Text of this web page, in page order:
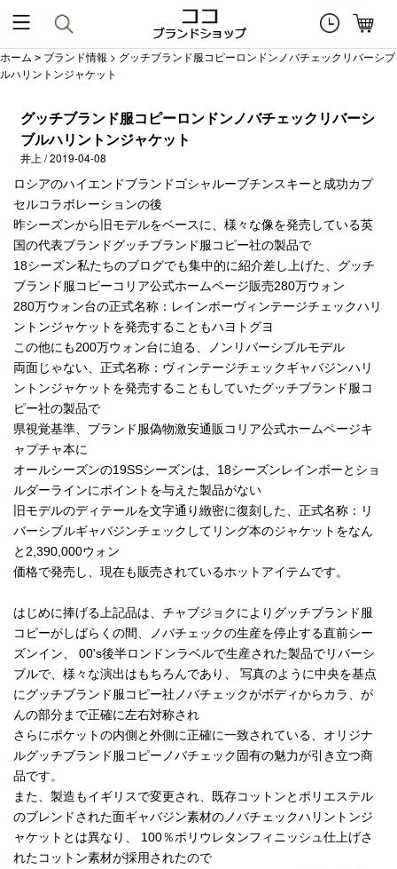
ホーム > ブランド情報 > グッチブランド服コピーロンドンノバチェックリバーシブ
ルハリントンジャケット
グッチブランド服コピーロンドンノバチェックリバーシ
ブルハリントンジャケット
井上 / 2019-04-08
ロシアのハイエンドブランドゴシャルーブチンスキーと成功カプ
セルコラボレーションの後
昨シーズンから旧モデルをベースに、様々な像を発売している英
国の代表ブランドグッチブランド服コピー社の製品で
18シーズン私たちのブログでも集中的に紹介差し上げた、グッチ
ブランド服コピーコリア公式ホームページ販売280万ウォン
280万ウォン台の正式名称：レインボーヴィンテージチェックハリ
ントンジャケットを発売することもハヨトグヨ
この他にも200万ウォン台に迫る、ノンリバーシブルモデル
両面じゃない、正式名称：ヴィンテージチェックギャバジンハリ
ントンジャケットを発売することもしていたグッチブランド服コ
ピー社の製品で
県視覚基準、ブランド服偽物激安通販コリア公式ホームページキ
ャプチャ本に
オールシーズンの19SSシーズンは、18シーズンレインボーとショ
ルダーラインにポイントを与えた製品がない
旧モデルのディテールを文字通り緻密に復刻した、正式名称：リ
バーシブルギャバジンチェックしてリング本のジャケットをなん
と2,390,000ウォン
価格で発売し、現在も販売されているホットアイテムです。
はじめに捧げる上記品は、チャブジョクによりグッチブランド服
コピーがしばらくの間、ノバチェックの生産を停止する直前シー
ズンイン、 00's後半ロンドンラベルで生産された製品でリバーシ
ブルで、様々な演出はもちろんであり、 写真のように中央を基点
にグッチブランド服コピー社ノバチェックがボディからカラ、が
んの部分まで正確に左右対称され
さらにポケットの内側と外側に正確に一致されている、オリジナ
ルグッチブランド服コピーノバチェック固有の魅力が引き立つ商
品です。
また、製造もイギリスで変更され、既存コットンとポリエステル
のブレンドされた面ギャバジン素材のノバチェックハリントンジ
ャケットとは異なり、 100％ポリウレタンフィニッシュ仕上げさ
れたコットン素材が採用されたので